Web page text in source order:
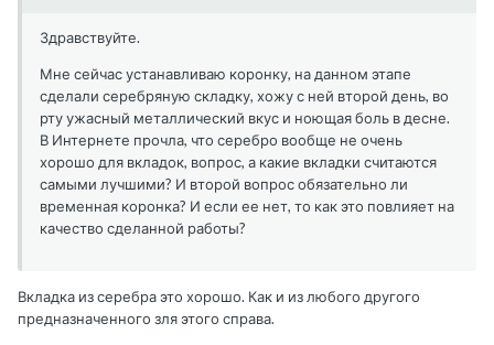
Здравствуйте.
Мне сейчас устанавливаю коронку, на данном этапе
сделали серебряную складку, хожу с ней второй день, во
рту ужасный металлический вкус и ноющая боль в десне.
В Интернете прочла, что серебро вообще не очень
хорошо для вкладок, вопрос, а какие вкладки считаются
самыми лучшими? И второй вопрос обязательно ли
временная коронка? И если ее нет, то как это повлияет на
качество сделанной работы?
Вкладка из серебра это хорошо. Как и из любого другого
предназначенного зля этого справа.